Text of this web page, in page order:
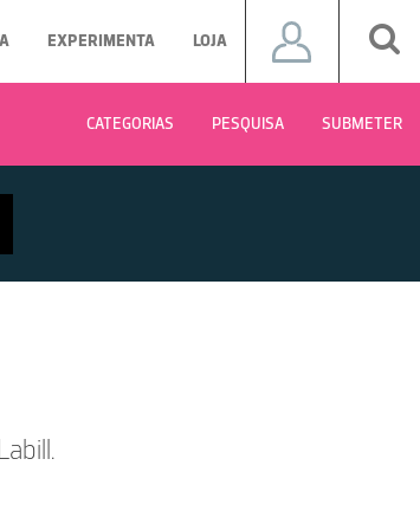
EXPERIMENTA LOJA
CATEGORIAS PESQUISA SUBMETER